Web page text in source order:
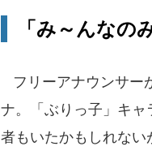
「み～んなの
フリーアナウンサー
ナ。「ぶりっ子」キ
者もいたかもしれな